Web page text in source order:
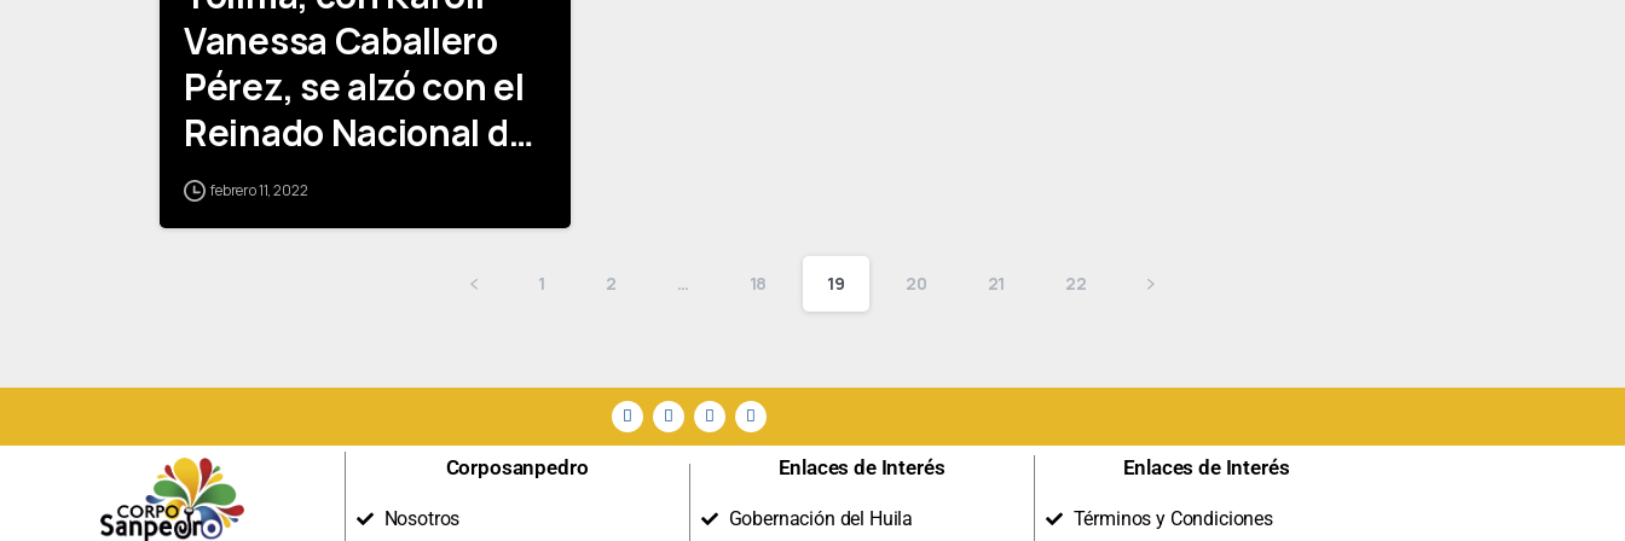
Vanessa Caballero
Pérez, se alzó con el
Reinado Nacional del
Bambuco
febrero 11, 2022
1 2 … 18 19 20 21 22
Corposanpedro
Nosotros
Enlaces de Interés
Gobernación del Huila
Enlaces de Interés
Términos y Condiciones